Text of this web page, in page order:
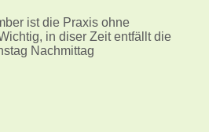
ist die Praxis ohne
in diser Zeit entfällt die
Nachmittag